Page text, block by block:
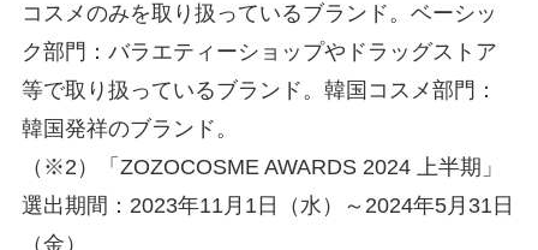
コスメのみを取り扱っているブランド。ベーシッ
ク部門：バラエティーショップやドラッグストア
等で取り扱っているブランド。韓国コスメ部門：
韓国発祥のブランド。
（※2）「ZOZOCOSME AWARDS 2024 上半期」
選出期間：2023年11月1日（水）～2024年5月31日
（金）